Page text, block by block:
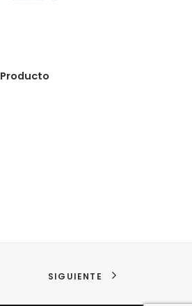
READ MORE
Producto
SIGUIENTE